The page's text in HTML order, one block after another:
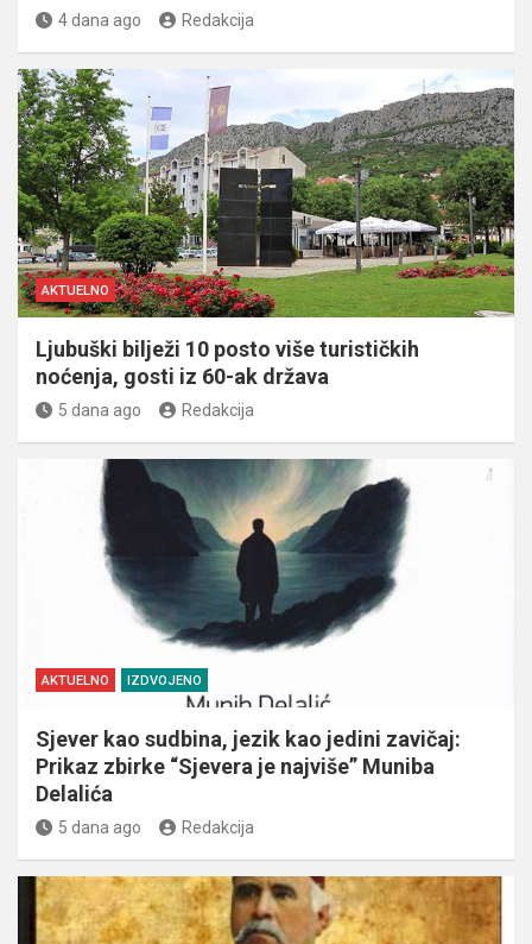
4 dana ago Redakcija
AKTUELNO
Ljubuški bilježi 10 posto više turističkih
noćenja, gosti iz 60-ak država
5 dana ago Redakcija
AKTUELNO IZDVOJENO
Sjever kao sudbina, jezik kao jedini zavičaj:
Prikaz zbirke “Sjevera je najviše” Muniba
Delalića
5 dana ago Redakcija